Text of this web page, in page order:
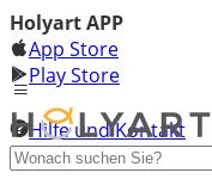
Holyart APP
App Store
Play Store
Hilfe und Kontakt
Entdecken Sie Premium